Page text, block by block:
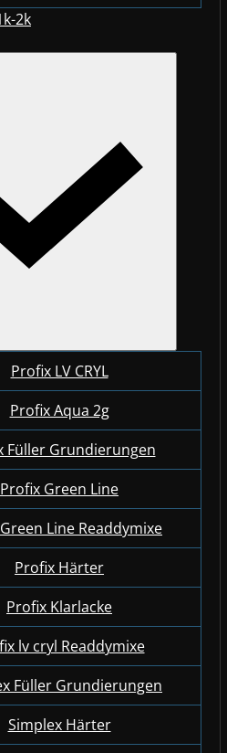
2k
Profix LV CRYL
Profix Aqua 2g
Füller Grundierungen
Profix Green Line
Line Readdymixe
Profix Härter
Profix Klarlacke
lv cryl Readdymixe
Füller Grundierungen
Simplex Härter